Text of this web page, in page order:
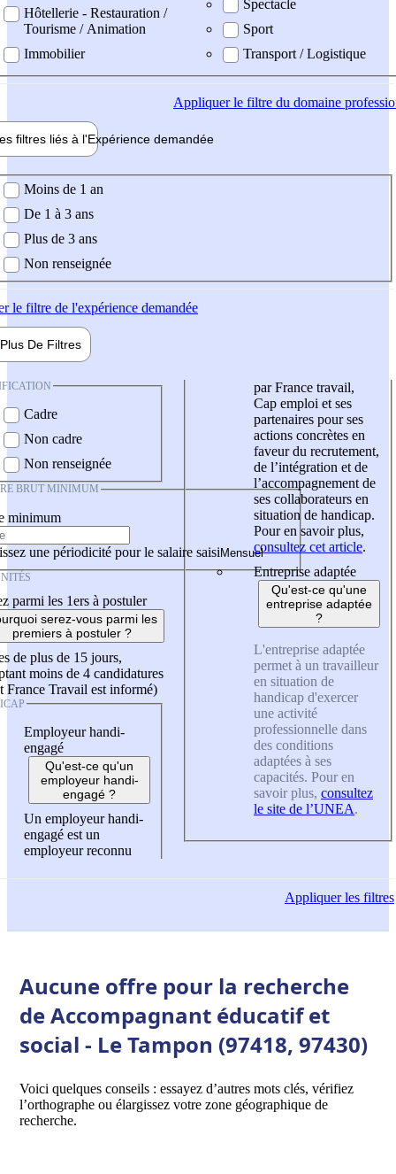
Hôtellerie - Restauration /
Tourisme / Animation
Immobilier
Spectacle
Sport
Transport / Logistique
Appliquerle filtre du domaine
filtres liés à l'Expérience demandée
demandée
Moins de 1 an
De 1 à 3 ans
Plus de 3 ans
Non renseignée
le filtre de l'expérience demandée
Plus De Filtres
Cadre
Non cadre
Non renseignée
BRUT MINIMUM
minimum
une périodicité pour le salaire saisi
parmi les 1ers à postuler
serez-vous parmi les
premiers à postuler ?
de plus de 15 jours,
moins de 4 candidatures
France Travail est informé)
Employeur handi-
engagé
Qu'est-ce qu'un
employeur handi-
engagé ?
Un employeur handi-
engagé est un
employeur reconnu
par France travail,
Cap emploi et ses
partenaires pour ses
actions concrètes en
faveur du recrutement,
de l’intégration et de
l’accompagnement de
ses collaborateurs en
situation de handicap.
Pour en savoir plus,
consultez cet article.
Entreprise adaptée
Qu'est-ce qu'une
entreprise adaptée
?
L'entreprise adaptée
permet à un travailleur
en situation de
handicap d'exercer
une activité
professionnelle dans
des conditions
adaptées à ses
capacités. Pour en
savoir plus, consultez
le site de l’UNEA.
Appliquerles filtres
Aucune offre pour la recherche
de Accompagnant éducatif et
social - Le Tampon (97418, 97430)
Voici quelques conseils : essayez d’autres mots clés, vérifiez
l’orthographe ou élargissez votre zone géographique de
recherche.